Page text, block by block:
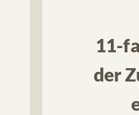
11-
der